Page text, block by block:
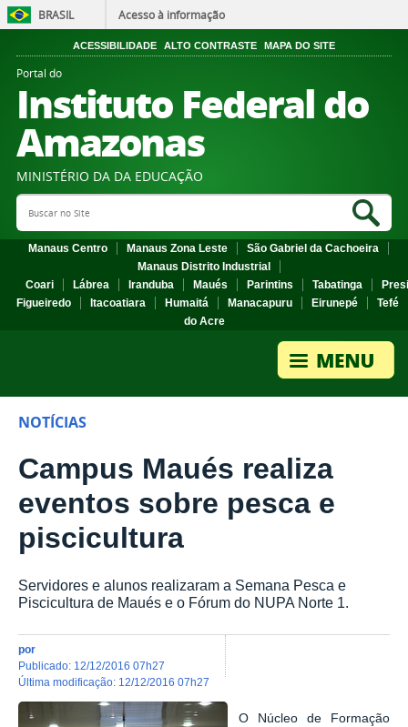
BRASIL Acesso à informação
ACESSIBILIDADE ALTO CONTRASTE MAPA DO SITE
Portal do
Instituto Federal do
Amazonas
MINISTÉRIO DA DA EDUCAÇÃO
Search Site
Manaus Centro Manaus Zona Leste
São Gabriel da Cachoeira
Manaus Distrito Industrial
Coari
Lábrea Iranduba Maués Parintins Tabatinga
Figueiredo
Itacoatiara Humaitá Manacapuru Eirunepé
Tefé
do Acre
NOTÍCIAS
Campus Maués realiza
eventos sobre pesca e
piscicultura
Servidores e alunos realizaram a Semana Pesca e
Piscicultura de Maués e o Fórum do NUPA Norte 1.
por
publicado: 12/12/2016 07h27
última modificação: 12/12/2016 07h27
O Núcleo de Formação